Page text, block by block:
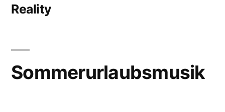
Reality
Sommerurlaubsmusik